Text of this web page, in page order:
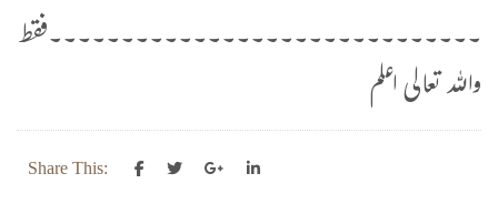
۔۔۔۔۔۔۔۔۔۔۔۔۔۔۔۔۔۔۔۔۔۔۔۔۔۔۔۔۔۔فقط
واللہ تعالی اعلم
Share This: